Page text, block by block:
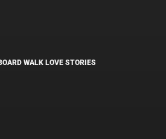
WALK LOVE STORIES